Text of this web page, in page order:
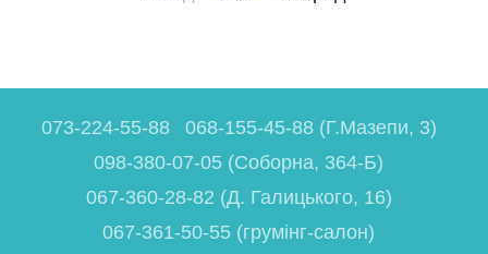
073-224-55-88
068-155-45-88 (Г.Мазепи, 3)
098-380-07-05 (Соборна, 364-Б)
067-360-28-82 (Д. Галицького, 16)
067-361-50-55 (грумінг-салон)